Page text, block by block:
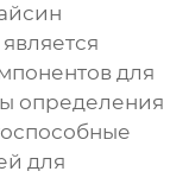
является
для
определения
для